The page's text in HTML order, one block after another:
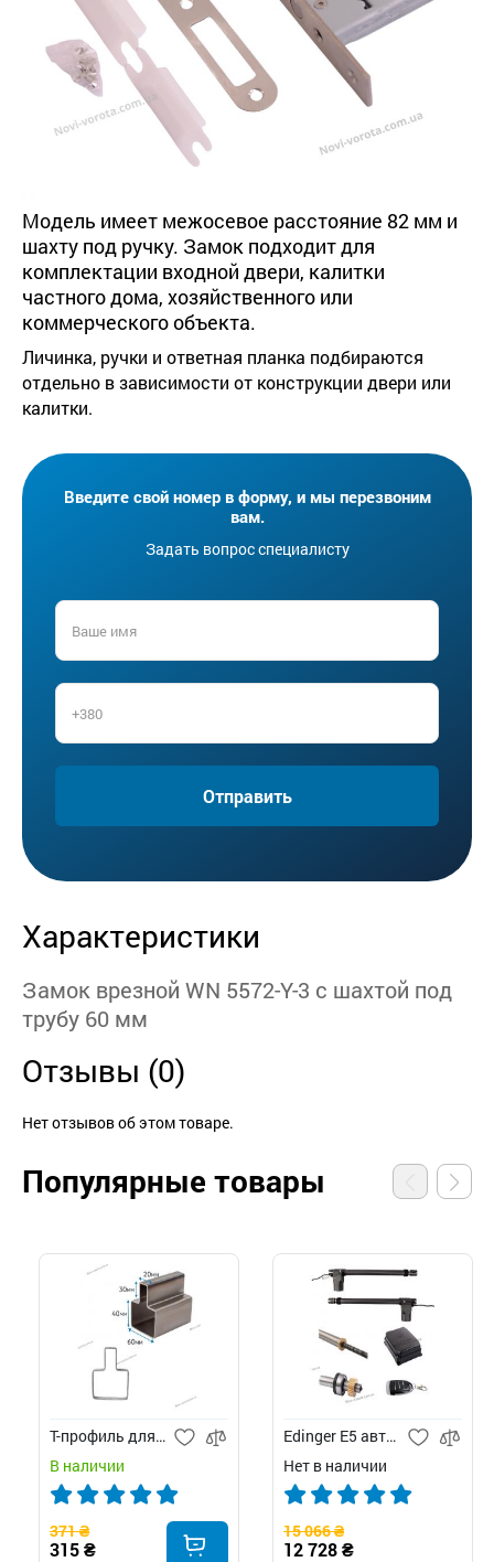
Модель имеет межосевое расстояние 82 мм и
шахту под ручку. Замок подходит для
комплектации входной двери, калитки
частного дома, хозяйственного или
коммерческого объекта.
Личинка, ручки и ответная планка подбираются
отдельно в зависимости от конструкции двери или
калитки.
Введите свой номер в форму, и мы перезвоним
вам.
Задать вопрос специалисту
Отправить
Характеристики
Замок врезной WN 5572-Y-3 с шахтой под
трубу 60 мм
Отзывы (0)
Нет отзывов об этом товаре.
Популярные товары
Т-профиль для ворот
В наличии
371 ₴
315 ₴
Edinger E5 автоматика для распашных ворот
Нет в наличии
15 066 ₴
12 728 ₴